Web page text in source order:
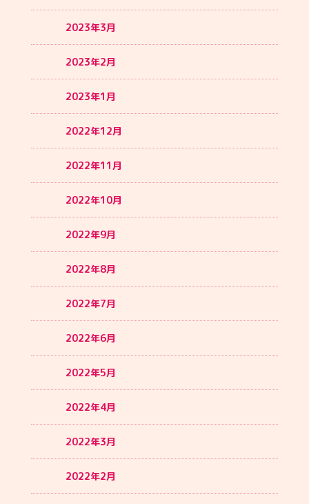
2023年3月
2023年2月
2023年1月
2022年12月
2022年11月
2022年10月
2022年9月
2022年8月
2022年7月
2022年6月
2022年5月
2022年4月
2022年3月
2022年2月